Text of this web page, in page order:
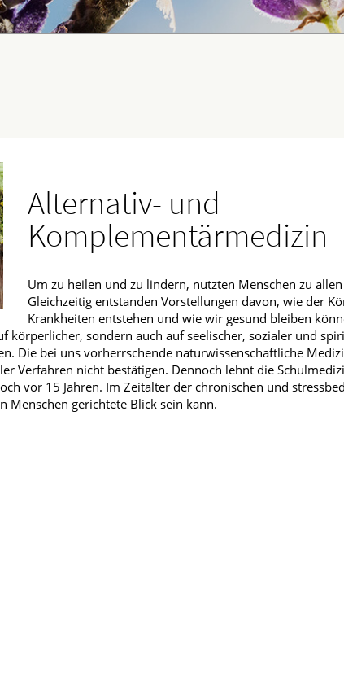
Alternativ- und
Komplementärmedizin
Um zu heilen und zu lindern, nutzten Menschen zu
Gleichzeitig entstanden Vorstellungen davon, wie der
Krankheiten entstehen und wie wir gesund bleiben
körperlicher, sondern auch auf seelischer, sozialer und
Die bei uns vorherrschende naturwissenschaftliche
Verfahren nicht bestätigen. Dennoch lehnt die
vor 15 Jahren. Im Zeitalter der chronischen und
Menschen gerichtete Blick sein kann.